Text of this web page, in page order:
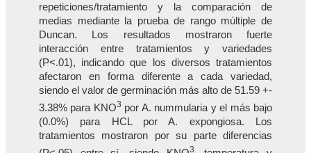
repeticiones/tratamiento y la comparación de
medias mediante la prueba de rango múltiple de
Duncan. Los resultados mostraron fuerte
interacción entre tratamientos y variedades
(P<.01), indicando que los diversos tratamientos
afectaron en forma diferente a cada variedad,
siendo el valor de germinación más alto de 51.59 +-
3.38% para KNO3 por A. nummularia y el más bajo
(0.0%) para HCL por A. expongiosa. Los
tratamientos mostraron por su parte diferencias
3